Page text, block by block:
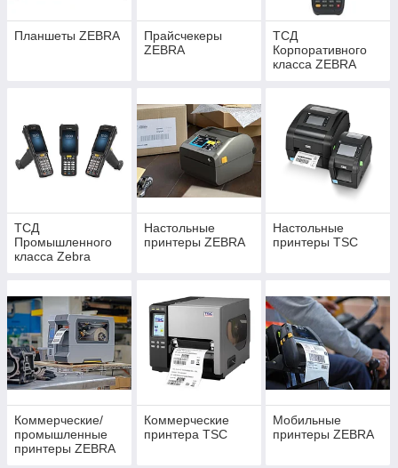
Планшеты ZEBRA
Прайсчекеры
ZEBRA
ТСД
Корпоративного
класса ZEBRA
ТСД
Промышленного
класса Zebra
Настольные
принтеры ZEBRA
Настольные
принтеры TSC
Коммерческие/
промышленные
принтеры ZEBRA
Коммерческие
принтера TSC
Мобильные
принтеры ZEBRA